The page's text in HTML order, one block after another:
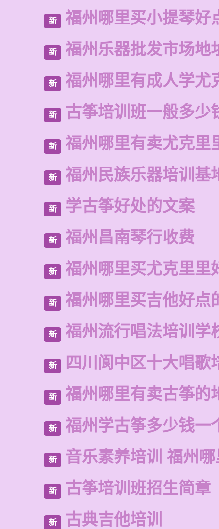
新 福州哪里买小提琴好
新 福州乐器批发市场地
新 福州哪里有成人学尤
新 古筝培训班一般多少
新 福州哪里有卖尤克里
新 福州民族乐器培训基
新 学古筝好处的文案
新 福州昌南琴行收费
新 福州哪里买尤克里里
新 福州哪里买吉他好点
新 福州流行唱法培训学
新 四川阆中区十大唱歌
新 福州哪里有卖古筝的
新 福州学古筝多少钱一
新 音乐素养培训 福州
新 古筝培训班招生简章
新 古典吉他培训